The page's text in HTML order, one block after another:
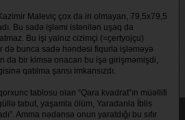
Maleviç çox da iri olma­yan, 79,5x79,5
Bu sadə işləmi is­tə­nilən uşaq da
Bu işi yalnız cizimçi (=çertyojçu)
də bunca sa­də həndəsi fiqurla işləməyə
da bir kimsə onacan bu işə girişməmişdi,
qatılma şansı imkansızdı.
tablosu olan “Qara kvad­rat”ın müəllifi
tabut, ya­şam­la ölüm, Yaradanla İblis
Amma nədənsə onun yaratdığı bu sıfır